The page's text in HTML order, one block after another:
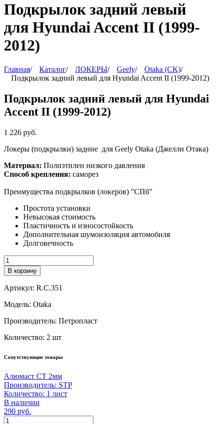
Подкрылок задний левый
для Hyundai Accent II (1999-
2012)
Главная/ Каталог/ ЛОКЕРЫ/ Geely/ Otaka (CK)/
Подкрылок задний левый для Hyundai Accent II (1999-2012)
Подкрылок задний левый для Hyundai
Accent II (1999-2012)
1 226 руб.
Локеры (подкрылки) задние для Geely Otaka (Джелли Отака)
Материал: Полиэтилен низкого давления
Способ крепления: саморез
Преимущества подкрылков (локеров) "СПб"
Простота установки
Невысокая стоимость
Пластичность и износостойкость
Дополнительная шумоизоляция автомобиля
Долговечность
Количество
В корзину
Артикул: R.C.351
Модель: Otaka
Производитель: Петропласт
Количество: 2 шт
Сопутствующие товары
Алюмаст СТ 2мм
Производитель: STP
Количество: 1 лист
В наличии
290 руб.
Количество